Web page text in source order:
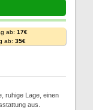
ab: 17€
ab: 35€
ruhige Lage, einen
aus.